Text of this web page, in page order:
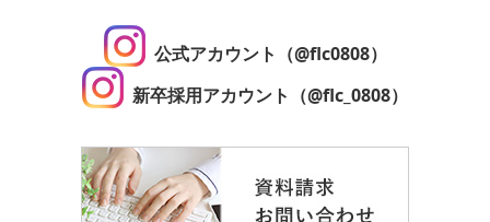
公式アカウント（@flc0808）
新卒採用アカウント（@flc_0808）